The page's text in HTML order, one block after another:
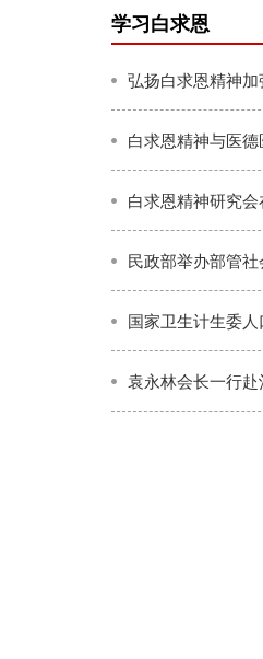
学习白求恩
弘扬白求恩精神
白求恩精神与医
民政部举办部管
袁永林会长一行